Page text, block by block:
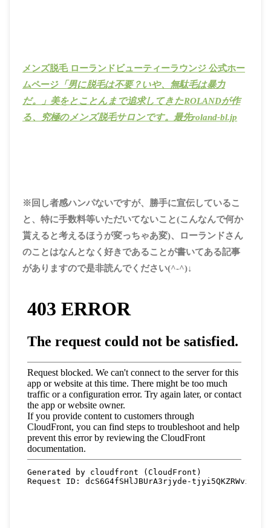
メンズ脱毛 ローランドビューティーラウンジ 公式ホー
ムページ 「男に脱毛は不要？いや、無駄毛は暴力
だ。」美をとことんまで追求してきたROLANDが作
る、究極のメンズ脱毛サロンです。最先roland-bl.jp
※回し者感ハンパないですが、勝手に宣伝しているこ
と、特に手数料等いただいてないこと(こんなんで何か
貰えると考えるほうが変っちゃあ変)、ローランドさん
のことはなんとなく好きであることが書いてある記事
がありますので是非読んでください(^-^)↓